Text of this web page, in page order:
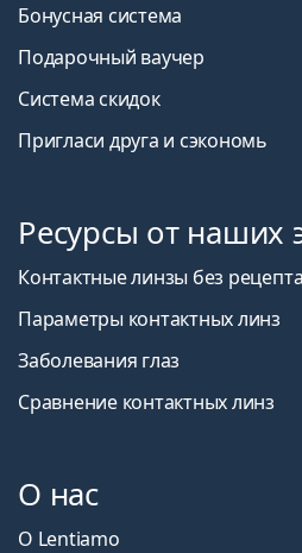
Бонусная система
Подарочный ваучер
Система скидок
Пригласи друга и сэкономь
Ресурсы от наших
Контактные линзы без рецепта
Параметры контактных линз
Заболевания глаз
Сравнение контактных линз
О нас
О Lentiamo